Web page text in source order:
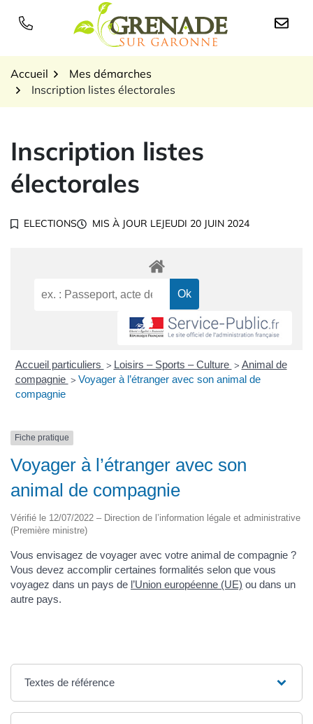
Logo Grenade sur
Accueil
Mes démarches
Inscription listes électorales
Inscription listes
électorales
ELECTIONS MIS À JOUR LEJEUDI 20 JUIN 2024
Accueil particuliers > Loisirs – Sports – Culture > Animal de
compagnie > Voyager à l’étranger avec son animal de
compagnie
Fiche pratique
Voyager à l’étranger avec son
animal de compagnie
Vérifié le 12/07/2022 – Direction de l’information légale et administrative
(Première ministre)
Vous envisagez de voyager avec votre animal de compagnie ?
Vous devez accomplir certaines formalités selon que vous
voyagez dans un pays de l’Union européenne (UE) ou dans un
autre pays.
Textes de référence